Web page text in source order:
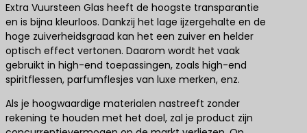
Extra Vuursteen Glas heeft de hoogste transparantie
en is bijna kleurloos. Dankzij het lage ijzergehalte en de
hoge zuiverheidsgraad kan het een zuiver en helder
optisch effect vertonen. Daarom wordt het vaak
gebruikt in high-end toepassingen, zoals high-end
spiritflessen, parfumflesjes van luxe merken, enz.
Als je hoogwaardige materialen nastreeft zonder
rekening te houden met het doel, zal je product zijn